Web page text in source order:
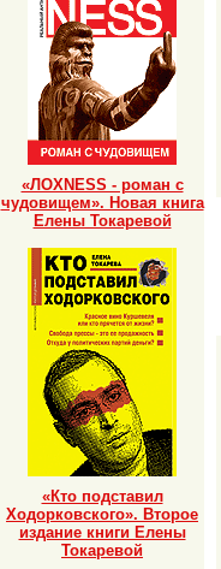
«ЛОХNESS - роман с
чудовищем». Новая книга
Елены Токаревой
«Кто подставил
Ходорковского». Второе
издание книги Елены
Токаревой